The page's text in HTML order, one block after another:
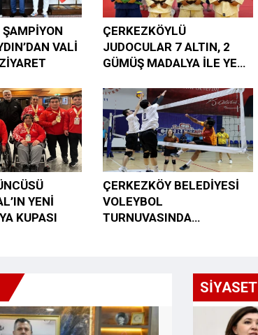
VALİ
ÇERKEZKÖYLÜ
JUDOCULAR 7 ALTIN, 2
GÜMÜŞ MADALYA İLE YENİ
YENİ
KUPASI
ÇERKEZKÖY BELEDİYESİ
VOLEYBOL
TURNUVASINDA
SİYASET